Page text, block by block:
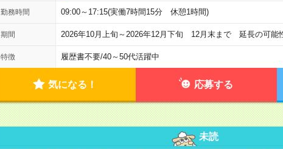
勤務時間 09:00～17:15(実働7時間15分 休憩1時間)
期間 2026年10月上旬～2026年12月下旬 12月末まで 延長の可
特徴 履歴書不要/40～50代活躍中
気になる！ 応募する
未読